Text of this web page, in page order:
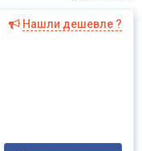
Нашли дешевле ?